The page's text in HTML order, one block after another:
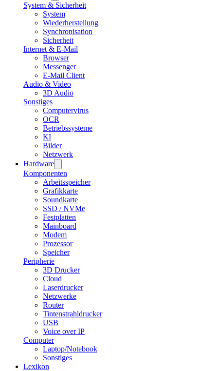
System & Sicherheit
System
Wiederherstellung
Synchronisation
Sicherheit
Internet & E-Mail
Browser
Messenger
E-Mail Client
Audio & Video
3D Audio
Sonstiges
Computervirus
OCR
Betriebssysteme
KI
Bilder
Netzwerk
Hardware
Komponenten
Arbeitsspeicher
Grafikkarte
Soundkarte
SSD / NVMe
Festplatten
Mainboard
Modem
Prozessor
Speicher
Peripherie
3D Drucker
Cloud
Laserdrucker
Netzwerke
Router
Tintenstrahldrucker
USB
Voice over IP
Computer
Laptop/Notebook
Sonstiges
Lexikon